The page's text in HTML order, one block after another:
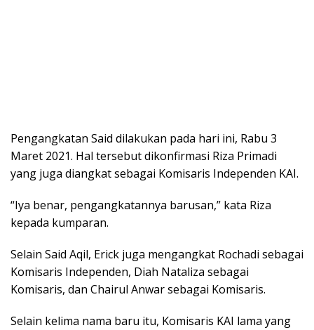
Pengangkatan Said dilakukan pada hari ini, Rabu 3
Maret 2021. Hal tersebut dikonfirmasi Riza Primadi
yang juga diangkat sebagai Komisaris Independen KAI.
“Iya benar, pengangkatannya barusan,” kata Riza
kepada kumparan.
Selain Said Aqil, Erick juga mengangkat Rochadi sebagai
Komisaris Independen, Diah Nataliza sebagai
Komisaris, dan Chairul Anwar sebagai Komisaris.
Selain kelima nama baru itu, Komisaris KAI lama yang